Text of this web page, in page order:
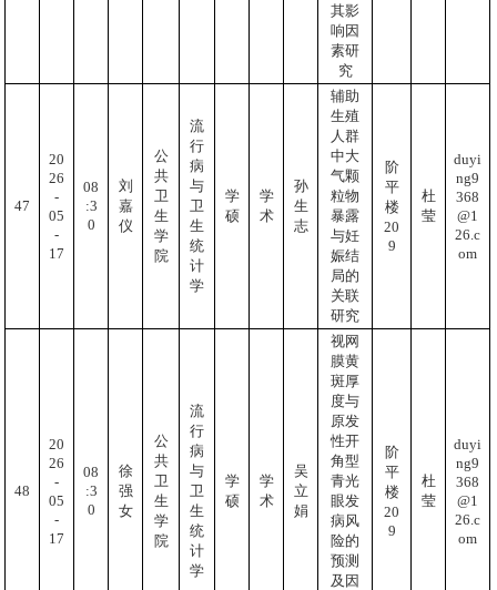
其影
响因
素研
究
47
20
26
-
05
-
17
08
:3
0
刘
嘉
仪
公
共
卫
生
学
院
流
行
病
与
卫
生
统
计
学
学
硕
学
术
孙
生
志
辅助
生殖
人群
中大
气颗
粒物
暴露
与妊
娠结
局的
关联
研究
阶
平
楼
20
9
杜
莹
duyi
ng9
368
@1
26.c
om
48
20
26
-
05
-
17
08
:3
0
徐
强
女
公
共
卫
生
学
院
流
行
病
与
卫
生
统
计
学
学
硕
学
术
吴
立
娟
视网
膜黄
斑厚
度与
原发
性开
角型
青光
眼发
病风
险的
预测
及因
阶
平
楼
20
9
杜
莹
duyi
ng9
368
@1
26.c
om